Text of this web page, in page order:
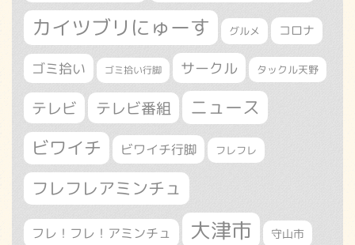
カイツブリにゅーす グルメ コロナ
ゴミ拾い ゴミ拾い行脚 サークル タックル天野
テレビ テレビ番組 ニュース
ビワイチ ビワイチ行脚 フレフレ
フレフレアミンチュ
フレ！フレ！アミンチュ 大津市 守山市